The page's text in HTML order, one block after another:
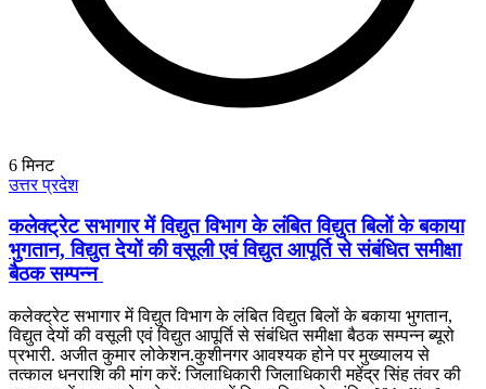
6मिनट
उत्तर प्रदेश
कलेक्ट्रेट सभागार में विद्युत विभाग के लंबित विद्युत बिलों के बकाया
भुगतान, विद्युत देयों की वसूली एवं विद्युत आपूर्ति से संबंधित समीक्षा
बैठक सम्पन्न
कलेक्ट्रेट सभागार में विद्युत विभाग के लंबित विद्युत बिलों के बकाया भुगतान,
विद्युत देयों की वसूली एवं विद्युत आपूर्ति से संबंधित समीक्षा बैठक सम्पन्न ब्यूरो
प्रभारी. अजीत कुमार लोकेशन.कुशीनगर आवश्यक होने पर मुख्यालय से
तत्काल धनराशि की मांग करें: जिलाधिकारी जिलाधिकारी महेंद्र सिंह तंवर की